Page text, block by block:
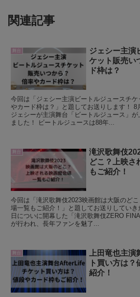
関連記事
舞台
ジェシー主演
ケット販売い
ド枠は？
今回は「ジェシー主演ビートルジュースチ
やカード枠は？」と題してお送りします！
ジェシーが主演舞台「ビートルジュース」
ました！ ビートルジュースは88年...
舞台
滝沢歌舞伎
どこ？上映さ
もご紹介！
今回は「滝沢歌舞伎2023映画館は大阪のど
場一覧もご紹介！」と題してお送りしてい
日についに開幕した「滝沢歌舞伎ZERO
が行われ、長年ファンを魅了...
舞台
上田竜也主演
ト買い方は
紹介！